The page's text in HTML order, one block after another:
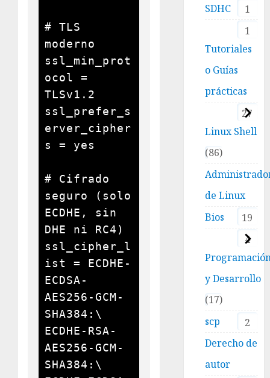
# TLS
moderno
ssl_min_prot
ocol =
TLSv1.2
ssl_prefer_s
erver_cipher
s = yes
# Cifrado
seguro (solo
ECDHE, sin
DHE ni RC4)
ssl_cipher_l
ist = ECDHE-
ECDSA-
AES256-GCM-
SHA384:\
ECDHE-RSA-
AES256-GCM-
SHA384:\
1
SDHC
1
Tutoriales
o Guías
prácticas
27
Linux Shell
86
de Linux
19
Bios
4
y Desarrollo
17
scp
2
Derecho de
autor